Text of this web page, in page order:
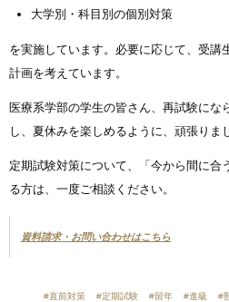
大学別・科目別の個別対策
を実施しています。必要に応じて、受講
計画を考えています。
医療系学部の学生の皆さん、再試験にな
し、夏休みを楽しめるように、頑張りま
定期試験対策について、「今から間に合
る方は、一度ご相談ください。
資料請求・お問い合わせはこちら
直前対策 定期試験 留年 進級